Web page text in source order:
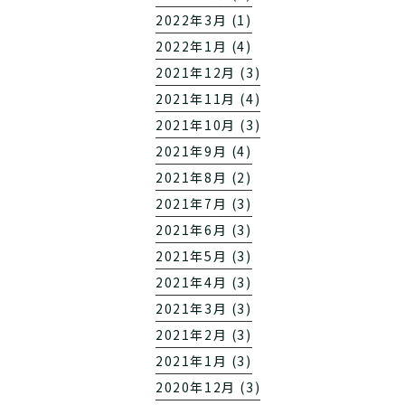
2022年3月 (1)
2022年1月 (4)
2021年12月 (3)
2021年11月 (4)
2021年10月 (3)
2021年9月 (4)
2021年8月 (2)
2021年7月 (3)
2021年6月 (3)
2021年5月 (3)
2021年4月 (3)
2021年3月 (3)
2021年2月 (3)
2021年1月 (3)
2020年12月 (3)